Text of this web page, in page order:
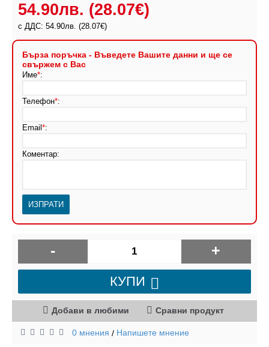
54.90лв. (28.07€)
с ДДС: 54.90лв. (28.07€)
Бърза поръчка - Въведете Вашите данни и ще се
свържем с Вас
Име*:
Телефон*:
Email *:
Коментар:
- +
КУПИ
Добави в любими Сравни продукт
0 мнения / Напишете мнение